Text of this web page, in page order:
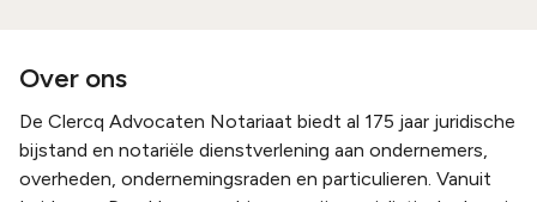
Over ons
De Clercq Advocaten Notariaat biedt al 175 jaar juridische
bijstand en notariële dienstverlening aan ondernemers,
overheden, ondernemingsraden en particulieren. Vanuit